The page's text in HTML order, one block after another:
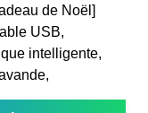
de Noël]
USB,
intelligente,